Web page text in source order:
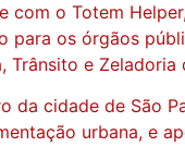
com o Totem
para os órgãos
Trânsito e Zeladoria
da cidade de São
urbana, e